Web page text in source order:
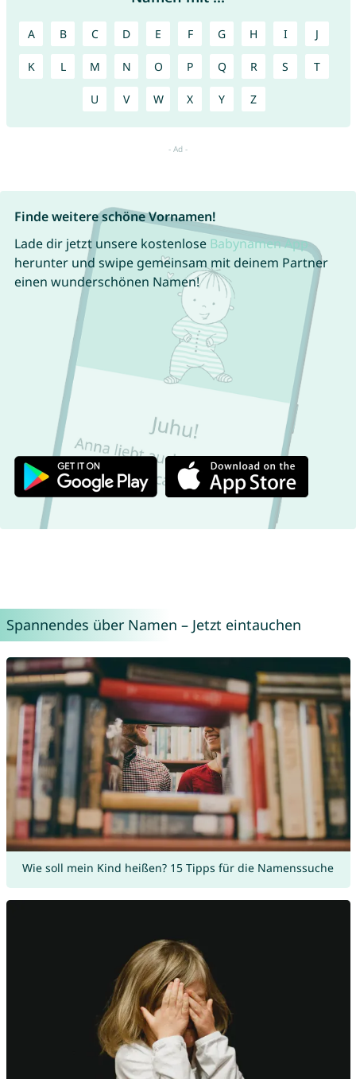
A B C D E F G H I J
K L M N O P Q R S T
U V W X Y Z
Finde weitere schöne Vornamen!
Lade dir jetzt unsere kostenlose Babynamen App
herunter und swipe gemeinsam mit deinem Partner
einen wunderschönen Namen!
Spannendes über Namen – Jetzt eintauchen
Wie soll mein Kind heißen? 15 Tipps für die Namenssuche